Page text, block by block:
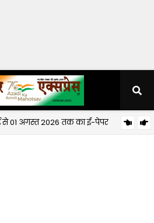
से 01 अगस्त 2026 तक का ई-पेपर